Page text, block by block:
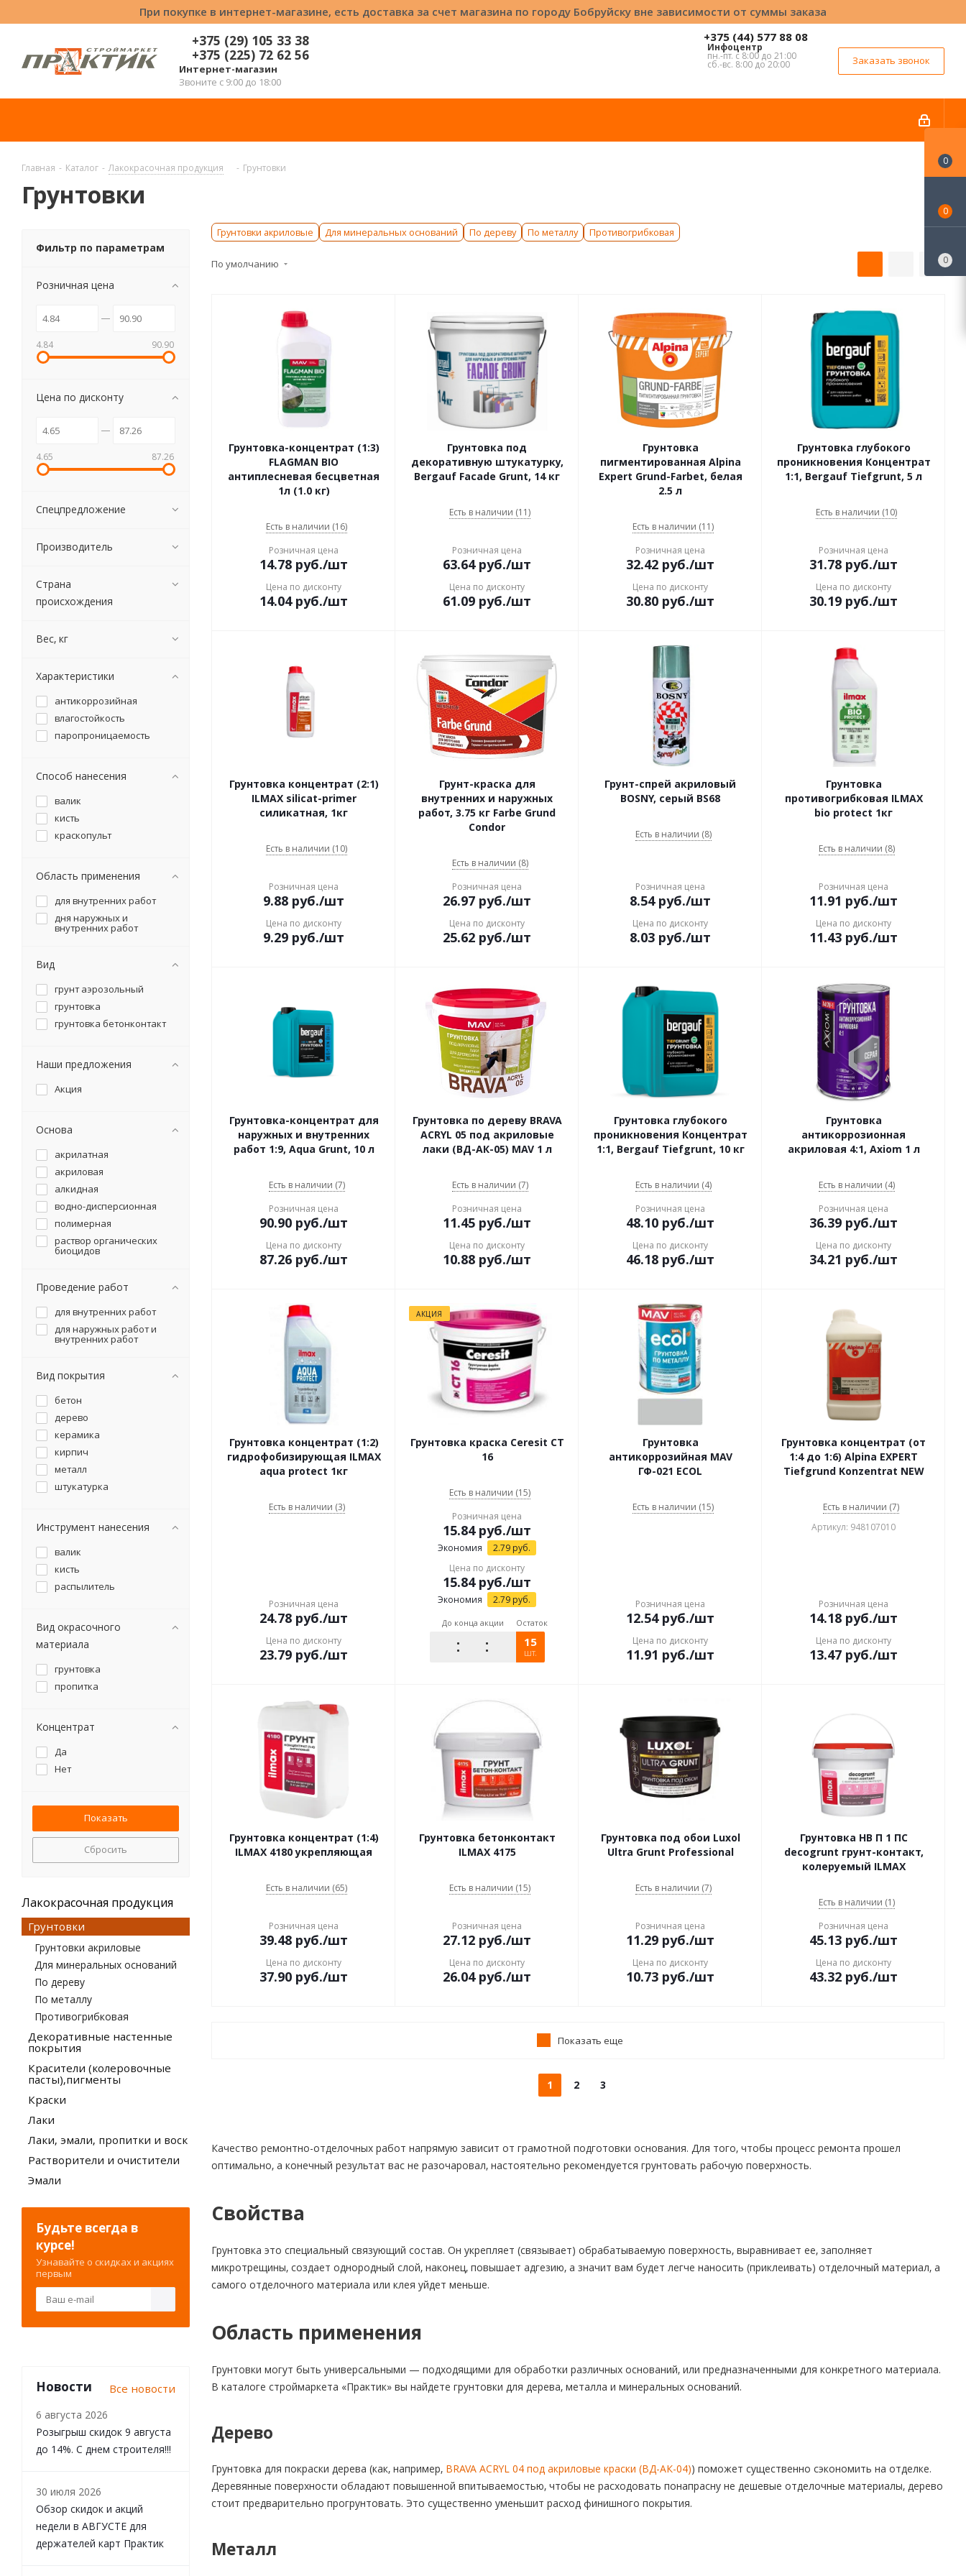
При покупке в интернет-магазине, есть доставка за счет магазина по городу Бобруйску вне зависимости от суммы заказа
+375 (29) 105 33 38
+375 (225) 72 62 56
Интернет-магазин
Звоните с 9:00 до 18:00
+375 (44) 577 88 08
Инфоцентр
пн.-пт. с 8:00 до 21:00
сб.-вс. 8:00 до 20:00 Заказать звонок
Главная - Каталог - Лакокрасочная продукция - Грунтовки
Грунтовки
Грунтовки акриловые Для минеральных оснований По дереву По металлу Противогрибковая
По умолчанию
Грунтовка-концентрат (1:3)
FLAGMAN BIO
антиплесневая бесцветная
1л (1.0 кг)
Есть в наличии (16)
Розничная цена
14.78 руб./шт
Цена по дисконту
14.04руб./шт
Грунтовка под
декоративную штукатурку,
Bergauf Facade Grunt, 14 кг
Есть в наличии (11)
Розничная цена
63.64руб./шт
Цена по дисконту
61.09 руб./шт
Грунтовка
пигментированная Alpina
Expert Grund-Farbet, белая
2.5 л
Есть в наличии (11)
Розничная цена
32.42 руб./шт
Цена по дисконту
30.80 руб./шт
Грунтовка глубокого
проникновения Концентрат
1:1, Bergauf Tiefgrunt, 5 л
Есть в наличии (10)
Розничная цена
31.78 руб./шт
Цена по дисконту
30.19 руб./шт
Грунтовка концентрат (2:1)
ILMAX silicat-primer
силикатная, 1кг
Есть в наличии (10)
Розничная цена
9.88 руб./шт
Цена по дисконту
9.29 руб./шт
Грунт-краска для
внутренних и наружных
работ, 3.75 кг Farbe Grund
Condor
Есть в наличии (8)
Розничная цена
26.97 руб./шт
Цена по дисконту
25.62 руб./шт
Грунт-спрей акриловый
BOSNY, серый BS68
Есть в наличии (8)
Розничная цена
8.54руб./шт
Цена по дисконту
8.03 руб./шт
Грунтовка
противогрибковая ILMAX
bio protect 1кг
Есть в наличии (8)
Розничная цена
11.91 руб./шт
Цена по дисконту
11.43 руб./шт
Грунтовка-концентрат для
наружных и внутренних
работ 1:9, Aqua Grunt, 10 л
Есть в наличии (7)
Розничная цена
90.90 руб./шт
Цена по дисконту
87.26 руб./шт
Грунтовка по дереву BRAVA
ACRYL 05 под акриловые
лаки (ВД-АК-05) MAV 1 л
Есть в наличии (7)
Розничная цена
11.45 руб./шт
Цена по дисконту
10.88 руб./шт
Грунтовка глубокого
проникновения Концентрат
1:1, Bergauf Tiefgrunt, 10 кг
Есть в наличии (4)
Розничная цена
48.10 руб./шт
Цена по дисконту
46.18 руб./шт
Грунтовка
антикоррозионная
акриловая 4:1, Axiom 1 л
Есть в наличии (4)
Розничная цена
36.39 руб./шт
Цена по дисконту
34.21 руб./шт
Грунтовка концентрат (1:2)
гидрофобизирующая ILMAX
aqua protect 1кг
Есть в наличии (3)
Розничная цена
24.78 руб./шт
Цена по дисконту
23.79 руб./шт
АКЦИЯ
Грунтовка краска Ceresit CТ
16
Есть в наличии (15)
Розничная цена
15.84руб./шт
Экономия 2.79 руб.
Цена по дисконту
15.84руб./шт
Экономия 2.79 руб.
До конца акции Остаток
15
шт.
Грунтовка
антикоррозийная MAV
ГФ-021 ECOL
Есть в наличии (15)
Розничная цена
12.54руб./шт
Цена по дисконту
11.91 руб./шт
Грунтовка концентрат (от
1:4 до 1:6) Alpina EXPERT
Tiefgrund Konzentrat NEW
Есть в наличии (7)
Артикул: 948107010
Розничная цена
14.18 руб./шт
Цена по дисконту
13.47 руб./шт
Грунтовка концентрат (1:4)
ILMAX 4180 укрепляющая
Есть в наличии (65)
Розничная цена
39.48 руб./шт
Цена по дисконту
37.90 руб./шт
Грунтовка бетонконтакт
ILMAX 4175
Есть в наличии (15)
Розничная цена
27.12 руб./шт
Цена по дисконту
26.04руб./шт
Грунтовка под обои Luxol
Ultra Grunt Professional
Есть в наличии (7)
Розничная цена
11.29 руб./шт
Цена по дисконту
10.73 руб./шт
Грунтовка НВ П 1 ПС
decogrunt грунт-контакт,
колеруемый ILMAX
Есть в наличии (1)
Розничная цена
45.13 руб./шт
Цена по дисконту
43.32 руб./шт
Показать еще
1 2 3
Качество ремонтно-отделочных работ напрямую зависит от грамотной подготовки основания. Для того, чтобы процесс ремонта прошел
оптимально, а конечный результат вас не разочаровал, настоятельно рекомендуется грунтовать рабочую поверхность.
Свойства
Грунтовка это специальный связующий состав. Он укрепляет (связывает) обрабатываемую поверхность, выравнивает ее, заполняет
микротрещины, создает однородный слой, наконец, повышает адгезию, а значит вам будет легче наносить (приклеивать) отделочный материал, а
самого отделочного материала или клея уйдет меньше.
Область применения
Грунтовки могут быть универсальными — подходящими для обработки различных оснований, или предназначенными для конкретного материала.
В каталоге строймаркета «Практик» вы найдете грунтовки для дерева, металла и минеральных оснований.
Дерево
Грунтовка для покраски дерева (как, например, BRAVA ACRYL 04 под акриловые краски (ВД-АК-04)) поможет существенно сэкономить на отделке.
Деревянные поверхности обладают повышенной впитываемостью, чтобы не расходовать понапрасну не дешевые отделочные материалы, дерево
стоит предварительно прогрунтовать. Это существенно уменьшит расход финишного покрытия.
Металл
Фильтр по параметрам
Розничная цена
4.84 90.90
Цена по дисконту
4.65 87.26
Спецпредложение
Производитель
Страна
происхождения
Вес, кг
Характеристики
антикоррозийная
влагостойкость
паропроницаемость
Способ нанесения
валик
кисть
краскопульт
Область применения
для внутренних работ
дня наружных и
внутренних работ
Вид
грунт аэрозольный
грунтовка
грунтовка бетонконтакт
Наши предложения
Акция
Основа
акрилатная
акриловая
алкидная
водно-дисперсионная
полимерная
раствор органических
биоцидов
Проведение работ
для внутренних работ
для наружных работ и
внутренних работ
Вид покрытия
бетон
дерево
керамика
кирпич
металл
штукатурка
Инструмент нанесения
валик
кисть
распылитель
Вид окрасочного
материала
грунтовка
пропитка
Концентрат
Да
Нет
Сбросить
Лакокрасочная продукция
Грунтовки
Грунтовки акриловые
Для минеральных оснований
По дереву
По металлу
Противогрибковая
Декоративные настенные
покрытия
Красители (колеровочные
пасты),пигменты
Краски
Лаки
Лаки, эмали, пропитки и воск
Растворители и очистители
Эмали
Будьте всегда в
курсе!
Узнавайте о скидках и акциях
первым
Новости Все новости
6 августа 2026
Розыгрыш скидок 9 августа
до 14%. С днем строителя!!!
30 июля 2026
Обзор скидок и акций
недели в АВГУСТЕ для
держателей карт Практик
0
0
0